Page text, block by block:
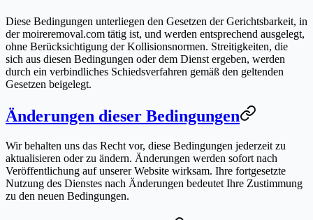
Diese Bedingungen unterliegen den Gesetzen der Gerichtsbarkeit, in
der moireremoval.com tätig ist, und werden entsprechend ausgelegt,
ohne Berücksichtigung der Kollisionsnormen. Streitigkeiten, die
sich aus diesen Bedingungen oder dem Dienst ergeben, werden
durch ein verbindliches Schiedsverfahren gemäß den geltenden
Gesetzen beigelegt.
Änderungen dieser Bedingungen
Wir behalten uns das Recht vor, diese Bedingungen jederzeit zu
aktualisieren oder zu ändern. Änderungen werden sofort nach
Veröffentlichung auf unserer Website wirksam. Ihre fortgesetzte
Nutzung des Dienstes nach Änderungen bedeutet Ihre Zustimmung
zu den neuen Bedingungen.